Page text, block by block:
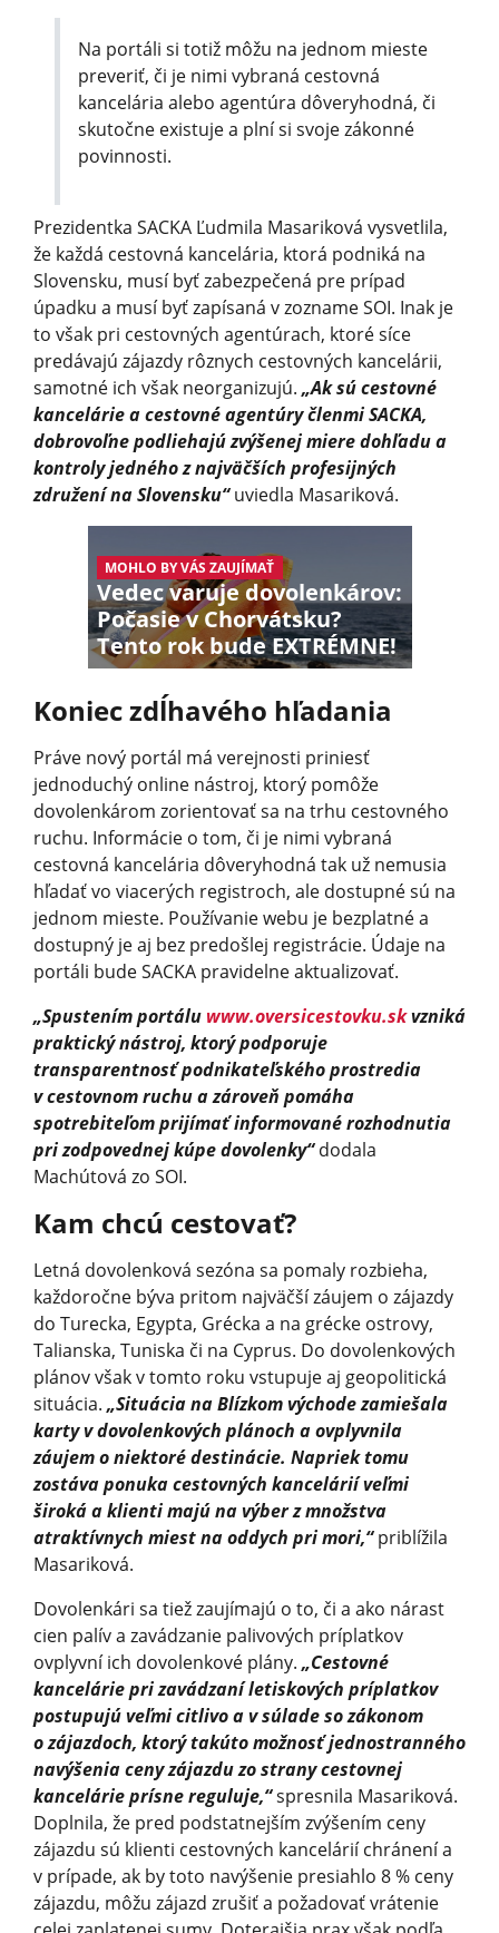
Na portáli si totiž môžu na jednom mieste
preveriť, či je nimi vybraná cestovná
kancelária alebo agentúra dôveryhodná, či
skutočne existuje a plní si svoje zákonné
povinnosti.
Prezidentka SACKA Ľudmila Masariková vysvetlila,
že každá cestovná kancelária, ktorá podniká na
Slovensku, musí byť zabezpečená pre prípad
úpadku a musí byť zapísaná v zozname SOI. Inak je
to však pri cestovných agentúrach, ktoré síce
predávajú zájazdy rôznych cestovných kancelárii,
samotné ich však neorganizujú. „Ak sú cestovné
kancelárie a cestovné agentúry členmi SACKA,
dobrovoľne podliehajú zvýšenej miere dohľadu a
kontroly jedného z najväčších profesijných
združení na Slovensku“uviedla Masariková.
MOHLO BY VÁS ZAUJÍMAŤ
Vedec varuje dovolenkárov:
Počasie v Chorvátsku?
Tento rok bude EXTRÉMNE!
Koniec zdĺhavého hľadania
Práve nový portál má verejnosti priniesť
jednoduchý online nástroj, ktorý pomôže
dovolenkárom zorientovať sa na trhu cestovného
ruchu. Informácie o tom, či je nimi vybraná
cestovná kancelária dôveryhodná tak už nemusia
hľadať vo viacerých registroch, ale dostupné sú na
jednom mieste. Používanie webu je bezplatné a
dostupný je aj bez predošlej registrácie. Údaje na
portáli bude SACKA pravidelne aktualizovať.
„Spustením portálu www.oversicestovku.skvzniká
praktický nástroj, ktorý podporuje
transparentnosť podnikateľského prostredia
v cestovnom ruchu a zároveň pomáha
spotrebiteľom prijímať informované rozhodnutia
pri zodpovednej kúpe dovolenky“dodala
Machútová zo SOI.
Kam chcú cestovať?
Letná dovolenková sezóna sa pomaly rozbieha,
každoročne býva pritom najväčší záujem o zájazdy
do Turecka, Egypta, Grécka a na grécke ostrovy,
Talianska, Tuniska či na Cyprus. Do dovolenkových
plánov však v tomto roku vstupuje aj geopolitická
situácia. „Situácia na Blízkom východe zamiešala
karty v dovolenkových plánoch a ovplyvnila
záujem o niektoré destinácie. Napriek tomu
zostáva ponuka cestovných kancelárií veľmi
široká a klienti majú na výber z množstva
atraktívnych miest na oddych pri mori,“priblížila
Masariková.
Dovolenkári sa tiež zaujímajú o to, či a ako nárast
cien palív a zavádzanie palivových príplatkov
ovplyvní ich dovolenkové plány. „Cestovné
kancelárie pri zavádzaní letiskových príplatkov
postupujú veľmi citlivo a v súlade so zákonom
o zájazdoch, ktorý takúto možnosť jednostranného
navýšenia ceny zájazdu zo strany cestovnej
kancelárie prísne reguluje,“spresnila Masariková.
Doplnila, že pred podstatnejším zvýšením ceny
zájazdu sú klienti cestovných kancelárií chránení a
v prípade, ak by toto navýšenie presiahlo 8 % ceny
zájazdu, môžu zájazd zrušiť a požadovať vrátenie